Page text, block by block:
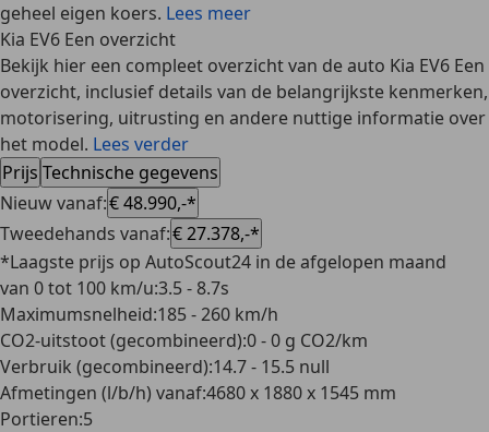
geheel eigen koers. Lees meer
Kia EV6 Een overzicht
Bekijk hier een compleet overzicht van de auto Kia EV6 Een
overzicht, inclusief details van de belangrijkste kenmerken,
motorisering, uitrusting en andere nuttige informatie over
het model. Lees verder
Prijs Technische gegevens
Nieuw vanaf:€ 48.990,-*
Tweedehands vanaf:€ 27.378,-*
*Laagste prijs op AutoScout24 in de afgelopen maand
van 0 tot 100 km/u:3.5 - 8.7s
Maximumsnelheid:185 - 260 km/h
CO2-uitstoot (gecombineerd):0 - 0 g CO2/km
Verbruik (gecombineerd):14.7 - 15.5 null
Afmetingen (l/b/h) vanaf:4680 x 1880 x 1545 mm
Portieren:5